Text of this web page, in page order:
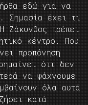
εδώ για να
Σημασία έχει τι
πρέπει
κέντρο. Που
προπόνηση
ότι δεν
να ψάχνουμε
όλα αυτά
κατά